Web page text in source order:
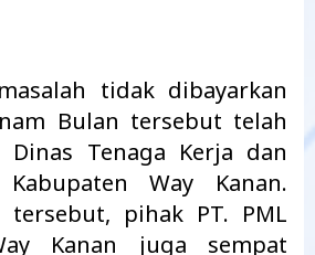
tidak dibayarkan
Bulan tersebut telah
Tenaga Kerja dan
Way Kanan.
tersebut, pihak PT. PML
Kanan juga sempat